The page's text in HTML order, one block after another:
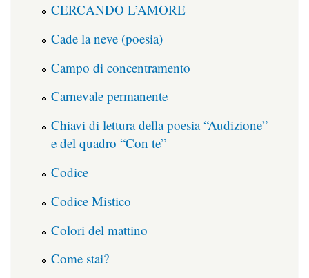
CERCANDO L’AMORE
Cade la neve (poesia)
Campo di concentramento
Carnevale permanente
Chiavi di lettura della poesia “Audizione”
e del quadro “Con te”
Codice
Codice Mistico
Colori del mattino
Come stai?